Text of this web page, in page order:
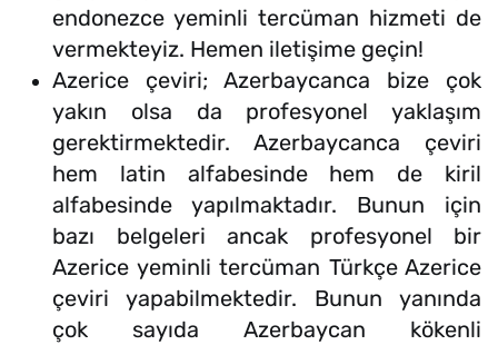
endonezce yeminli tercüman hizmeti de
vermekteyiz. Hemen iletişime geçin!
Azerice çeviri; Azerbaycanca bize çok
yakın olsa da profesyonel yaklaşım
gerektirmektedir. Azerbaycanca çeviri
hem latin alfabesinde hem de kiril
alfabesinde yapılmaktadır. Bunun için
bazı belgeleri ancak profesyonel bir
Azerice yeminli tercüman Türkçe Azerice
çeviri yapabilmektedir. Bunun yanında
çok sayıda Azerbaycan kökenli